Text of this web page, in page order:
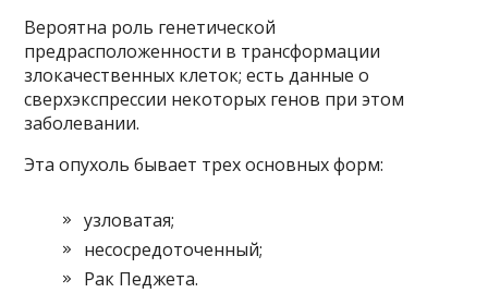
Вероятна роль генетической
предрасположенности в трансформации
злокачественных клеток; есть данные о
сверхэкспрессии некоторых генов при этом
заболевании.
Эта опухоль бывает трех основных форм:
узловатая;
несосредоточенный;
Рак Педжета.